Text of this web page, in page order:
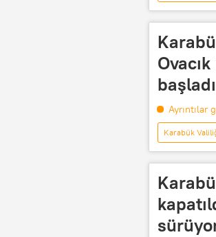
Yangın
Ayrıntılar
Karabük
AFAD